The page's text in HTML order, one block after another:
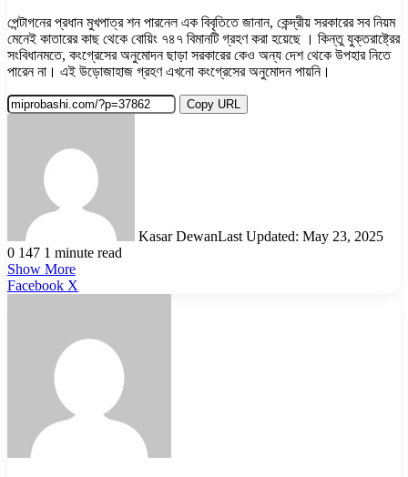
পেন্টাগনের প্রধান মুখপাত্র শন পারনেল এক বিবৃতিতে জানান, কেন্দ্রীয় সরকারের সব নিয়ম
মেনেই কাতারের কাছ থেকে বোয়িং ৭৪৭ বিমানটি গ্রহণ করা হয়েছে । কিন্তু যুক্তরাষ্ট্রের
সংবিধানমতে, কংগ্রেসের অনুমোদন ছাড়া সরকারের কেও অন্য দেশ থেকে উপহার নিতে
পারেন না। এই উড়োজাহাজ গ্রহণ এখনো কংগ্রেসের অনুমোদন পায়নি।
Copy URL
Kasar DewanLast Updated: May 23, 2025
0 147 1 minute read
Show More
Facebook X